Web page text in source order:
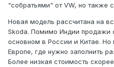
"собратьями" от VW, но также
Новая модель рассчитана на
Skoda. Помимо Индии продажи
основном в России и Китае. Но
Европе, где нужно заполнить
Более низкая стоимость